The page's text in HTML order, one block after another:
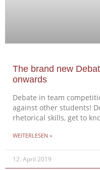
The brand new
onwards
Debate in team
against other students!
rhetorical skills, get to
WEITERLESEN »
12. April 2019